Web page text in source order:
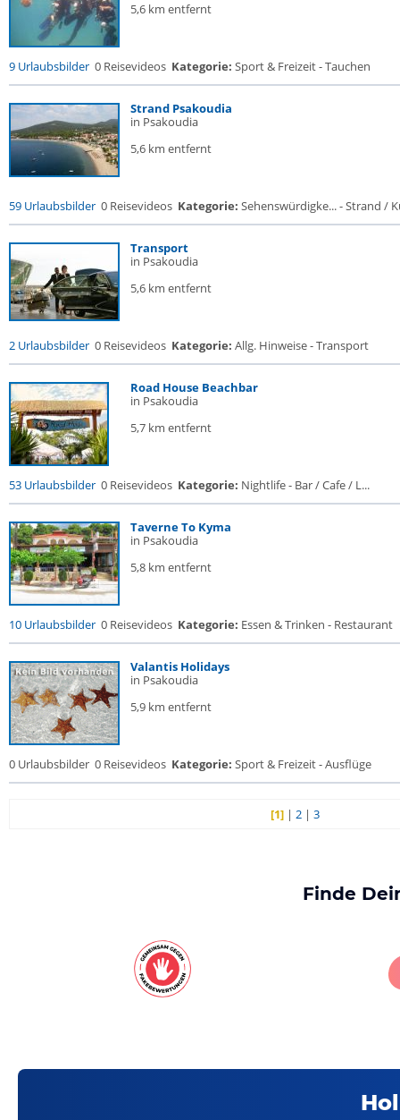
5,6 km entfernt
9 Urlaubsbilder 0 Reisevideos Kategorie: Sport & Freizeit - Tauchen
Strand Psakoudia
in Psakoudia
5,6 km entfernt
59 Urlaubsbilder 0 Reisevideos Kategorie: Sehenswürdigke... - Strand /
Transport
in Psakoudia
5,6 km entfernt
2 Urlaubsbilder 0 Reisevideos Kategorie: Allg. Hinweise - Transport
Road House Beachbar
in Psakoudia
5,7 km entfernt
53 Urlaubsbilder 0 Reisevideos Kategorie: Nightlife - Bar / Cafe / L...
Taverne To Kyma
in Psakoudia
5,8 km entfernt
10 Urlaubsbilder 0 Reisevideos Kategorie: Essen & Trinken - Restaurant
Valantis Holidays
in Psakoudia
5,9 km entfernt
0 Urlaubsbilder 0 Reisevideos Kategorie: Sport & Freizeit - Ausflüge
[1] |2 |3
Finde